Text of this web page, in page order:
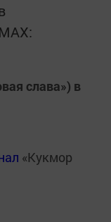
слава») в
«Кукмор